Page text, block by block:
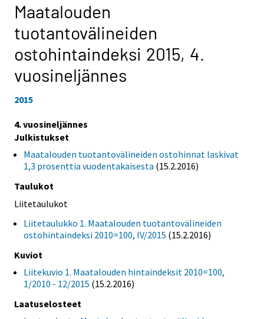
Maatalouden
tuotantovälineiden
ostohintaindeksi 2015, 4.
vuosineljännes
2015
4. vuosineljännes
Julkistukset
Maatalouden tuotantovälineiden ostohinnat laskivat
1,3 prosenttia vuodentakaisesta (15.2.2016)
Taulukot
Liitetaulukot
Liitetaulukko 1. Maatalouden tuotantovälineiden
ostohintaindeksi 2010=100, IV/2015 (15.2.2016)
Kuviot
Liitekuvio 1. Maatalouden hintaindeksit 2010=100,
1/2010 - 12/2015 (15.2.2016)
Laatuselosteet